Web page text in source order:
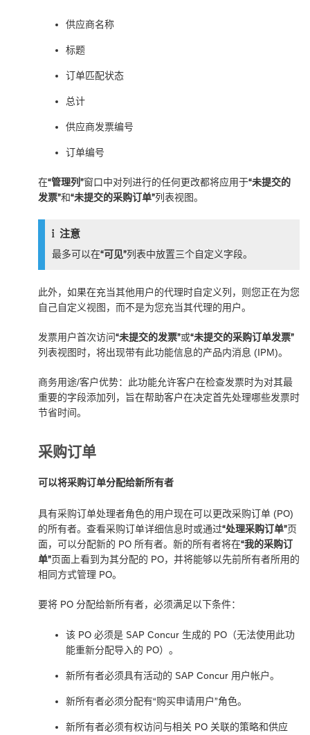
供应商名称
标题
订单匹配状态
总计
供应商发票编号
订单编号
在“管理列”窗口中对列进行的任何更改都将应用于“未提交的
发票”和“未提交的采购订单”列表视图。
注意
最多可以在“可见”列表中放置三个自定义字段。
此外，如果在充当其他用户的代理时自定义列，则您正在为您
自己自定义视图，而不是为您充当其代理的用户。
发票用户首次访问“未提交的发票”或“未提交的采购订单发票”
列表视图时，将出现带有此功能信息的产品内消息 (IPM)。
商务用途/客户优势：此功能允许客户在检查发票时为对其最
重要的字段添加列，旨在帮助客户在决定首先处理哪些发票时
节省时间。
采购订单
可以将采购订单分配给新所有者
具有采购订单处理者角色的用户现在可以更改采购订单 (PO)
的所有者。查看采购订单详细信息时或通过“处理采购订单”页
面，可以分配新的 PO 所有者。新的所有者将在“我的采购订
单”页面上看到为其分配的 PO，并将能够以先前所有者所用的
相同方式管理 PO。
要将 PO 分配给新所有者，必须满足以下条件：
该 PO 必须是 SAP Concur 生成的 PO（无法使用此功
能重新分配导入的 PO）。
新所有者必须具有活动的 SAP Concur 用户帐户。
新所有者必须分配有“购买申请用户”角色。
新所有者必须有权访问与相关 PO 关联的策略和供应